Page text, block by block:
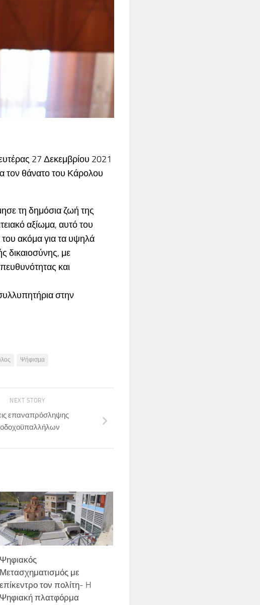
27 Δεκεμβρίου 2021
τον θάνατο του Κάρολου
τη δημόσια ζωή της
αξίωμα, αυτό του
ακόμα για τα υψηλά
δικαιοσύνης, με
και
στην
Ψήφισμα
NEXT STORY
επαναπρόσληψης
Ψηφιακός
Μετασχηματισμός με
επίκεντρο τον πολίτη- H
Ψηφιακή πλατφόρμα